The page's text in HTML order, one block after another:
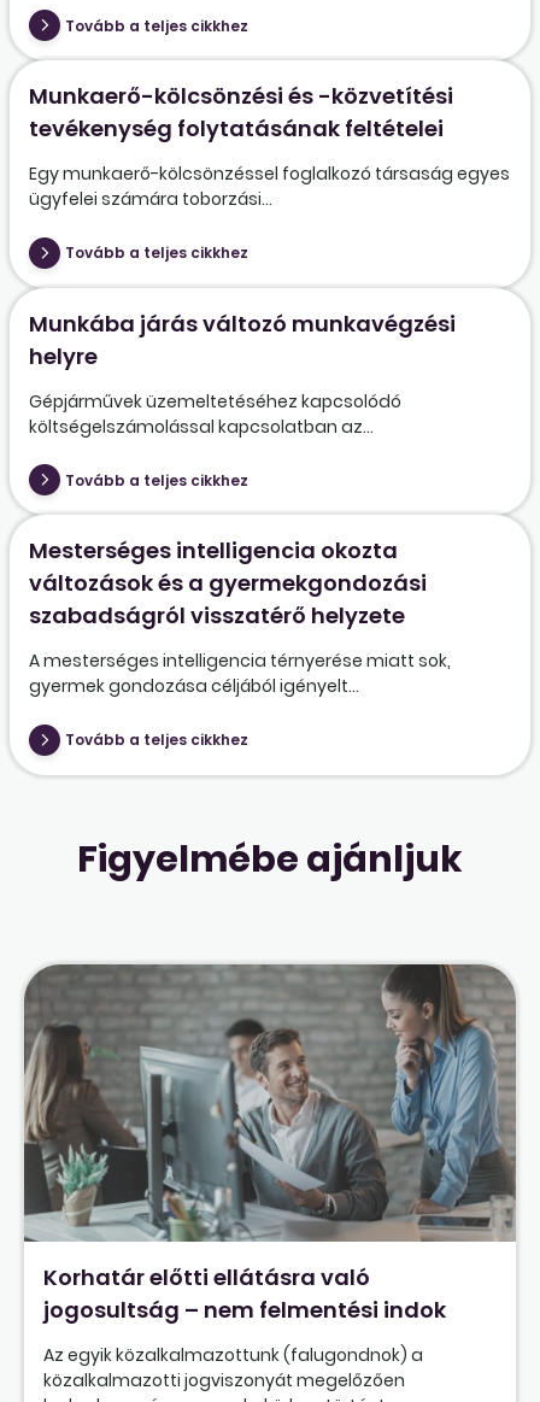
Tovább a teljes cikkhez
Munkaerő-kölcsönzési és -közvetítési
tevékenység folytatásának feltételei
Egy munkaerő-kölcsönzéssel foglalkozó társaság egyes
ügyfelei számára toborzási...
Tovább a teljes cikkhez
Munkába járás változó munkavégzési
helyre
Gépjárművek üzemeltetéséhez kapcsolódó
költségelszámolással kapcsolatban az...
Tovább a teljes cikkhez
Mesterséges intelligencia okozta
változások és a gyermekgondozási
szabadságról visszatérő helyzete
A mesterséges intelligencia térnyerése miatt sok,
gyermek gondozása céljából igényelt...
Tovább a teljes cikkhez
Figyelmébe ajánljuk
Korhatár előtti ellátásra való
jogosultság – nem felmentési indok
Az egyik közalkalmazottunk (falugondnok) a
közalkalmazotti jogviszonyát megelőzően